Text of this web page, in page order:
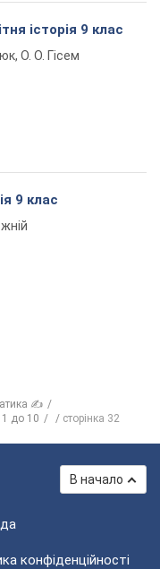
історія 9 клас
О. О. Гісем
9 клас
✍
1 до 10 сторінка 32
В начало
конфіденційності